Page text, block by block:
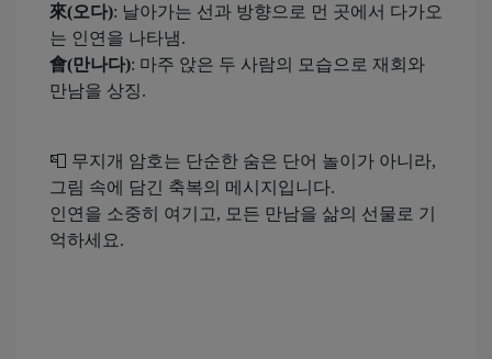
來(오다): 날아가는 선과 방향으로 먼 곳에서 다가오
는 인연을 나타냄.
會(만나다): 마주 앉은 두 사람의 모습으로 재회와
만남을 상징.
📮 무지개 암호는 단순한 숨은 단어 놀이가 아니라,
그림 속에 담긴 축복의 메시지입니다.
인연을 소중히 여기고, 모든 만남을 삶의 선물로 기
억하세요.